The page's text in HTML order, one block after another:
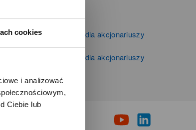
cookies
i analizować
Ciebie lub
Kontakt dla mediów
Informacje firmowe i dla akcjonariuszy
Zibi S.A.
Informacje firmowe i dla akcjonariuszy